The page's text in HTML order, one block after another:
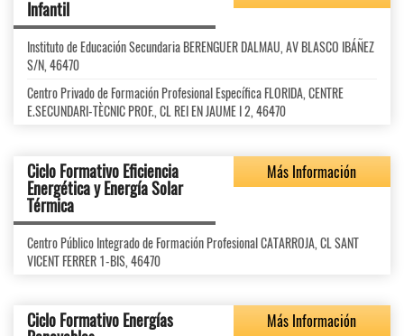
Infantil
Instituto de Educación Secundaria BERENGUER DALMAU, AV BLASCO IBÁÑEZ
S/N, 46470
Centro Privado de Formación Profesional Específica FLORIDA, CENTRE
E.SECUNDARI-TÈCNIC PROF., CL REI EN JAUME I 2, 46470
Ciclo Formativo Eficiencia
Energética y Energía Solar
Térmica
Más Información
Centro Público Integrado de Formación Profesional CATARROJA, CL SANT
VICENT FERRER 1-BIS, 46470
Ciclo Formativo Energías Más Información